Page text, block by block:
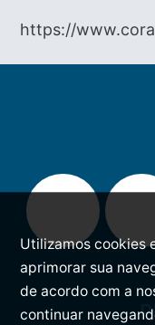
https://
Utilizamos cookies
aprimorar sua
de acordo com a
continuar